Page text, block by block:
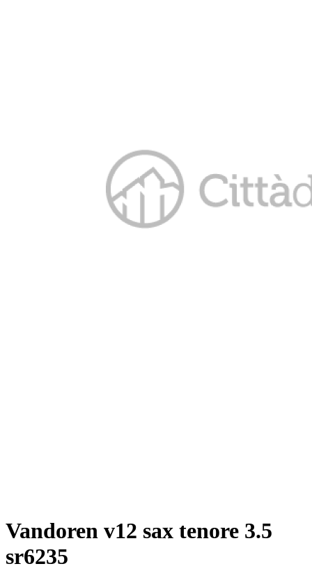
Vandoren v12 sax tenore 3.5
sr6235